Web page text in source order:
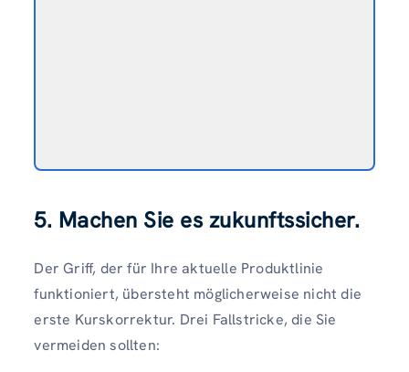
5. Machen Sie es zukunftssicher.
Der Griff, der für Ihre aktuelle Produktlinie
funktioniert, übersteht möglicherweise nicht die
erste Kurskorrektur. Drei Fallstricke, die Sie
vermeiden sollten: